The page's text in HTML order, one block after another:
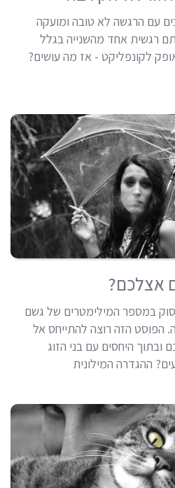
עם הרגשה לא טובה ומועקה
רגשית אחד מהשנייה בגלל
לקונפליקט - אז מה עושים?
אצלכם?
במספר המילימטרים של גשם
הפוסט הזה רוצה להתייחס אל
היחסים עם בני הזוג
ההגדרה המילונית